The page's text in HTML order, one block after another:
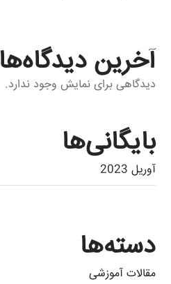
آخرین دیدگاه‌ها
دیدگاهی برای نمایش وجود ندارد.
بایگانی‌ها
آوریل 2023
دسته‌ها
مقالات آموزشی